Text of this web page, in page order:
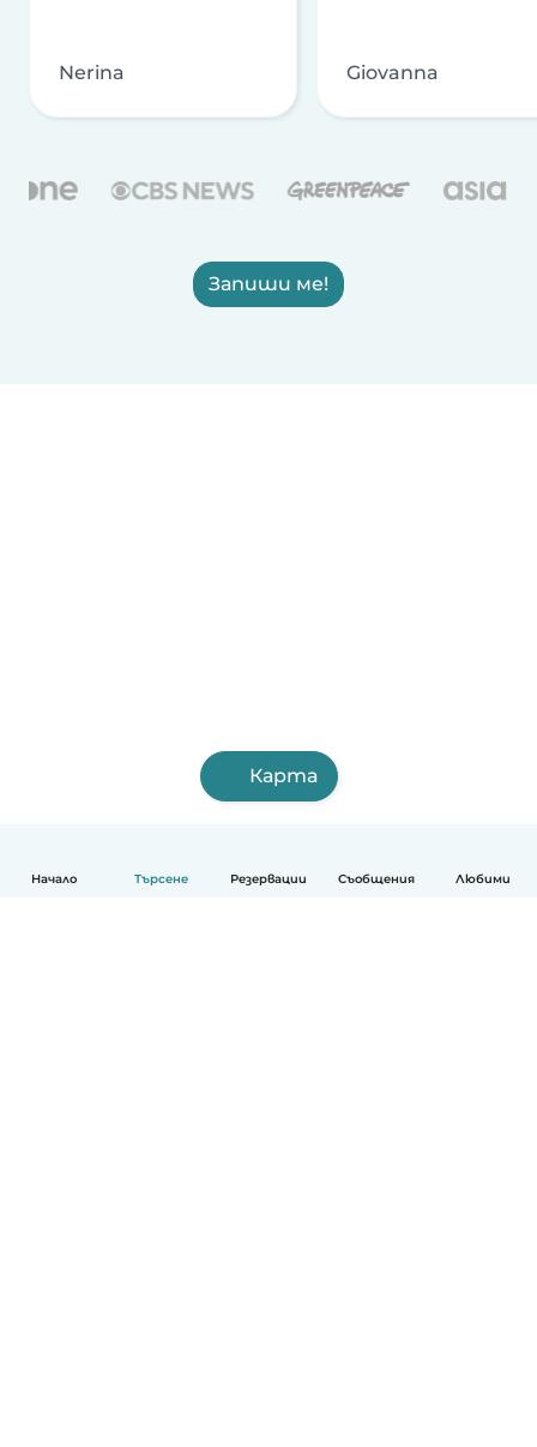
Начало Търсене Резервации Съобщения Любими
Nerina Giovanna
Запиши ме!
Карта